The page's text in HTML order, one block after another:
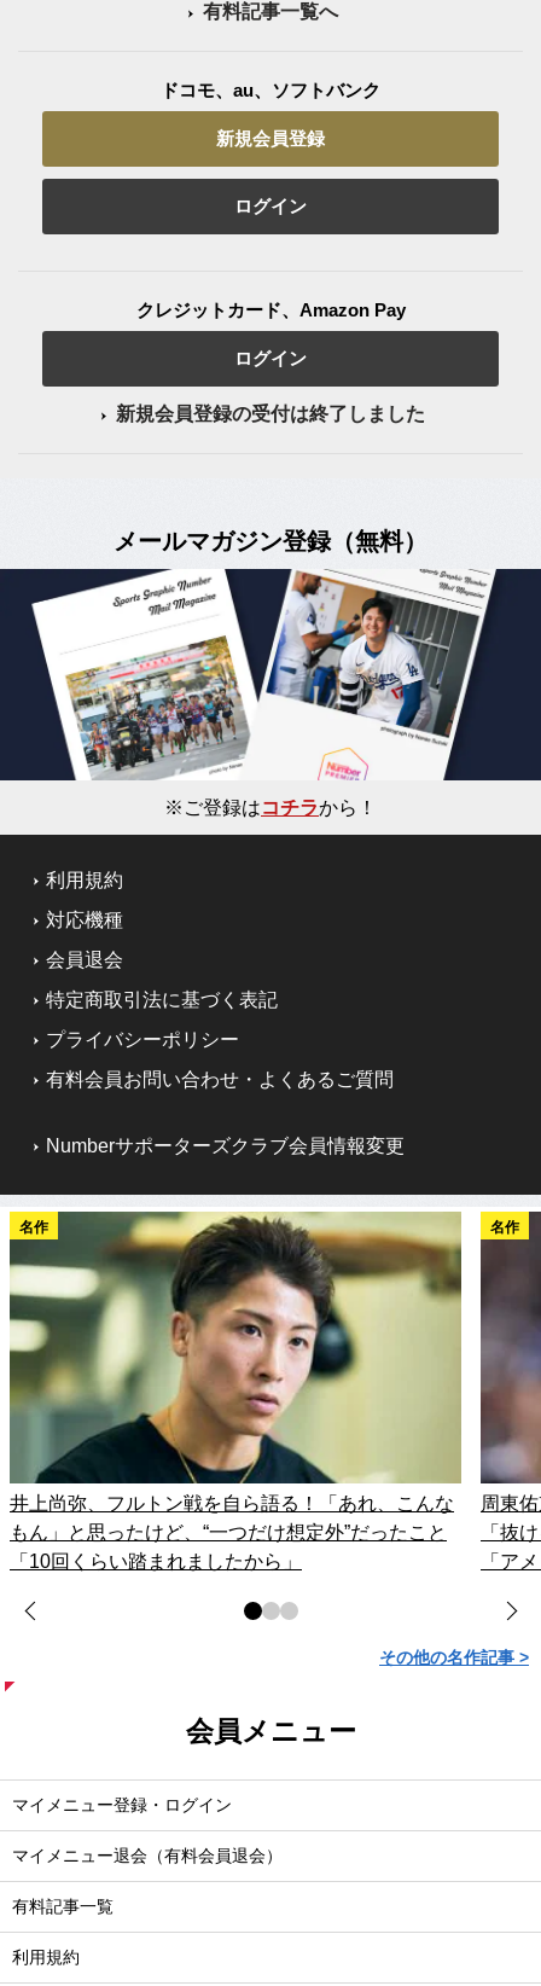
有料記事一覧へ
ドコモ、au、ソフトバンク
新規会員登録
ログイン
クレジットカード、Amazon Pay
ログイン
新規会員登録の受付は終了しました
メールマガジン登録（無料）
※ご登録はコチラから！
利用規約
対応機種
会員退会
特定商取引法に基づく表記
プライバシーポリシー
有料会員お問い合わせ・よくあるご質問
Numberサポーターズクラブ会員情報変更
名作
井上尚弥、フルトン戦を自ら語る！「あれ、こんな
もん」と思ったけど、“一つだけ想定外”だったこと
「10回くらい踏まれましたから」
名作
周東
「抜
「ア
その他の名作記事 >
会員メニュー
マイメニュー登録・ログイン
マイメニュー退会（有料会員退会）
有料記事一覧
利用規約